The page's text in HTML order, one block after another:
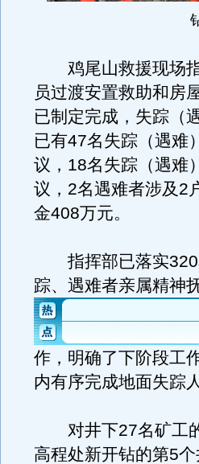
鸡尾山救援现场指
员过渡安置救助和房
已制定完成，失踪（
已有47名失踪（遇难
议，18名失踪（遇难
议，2名遇难者涉及2
金408万元。
指挥部已落实320
踪、遇难者亲属精神
作，明确了下阶段工
内有序完成地面失踪
对井下27名矿工的
高程处新开钻的第5